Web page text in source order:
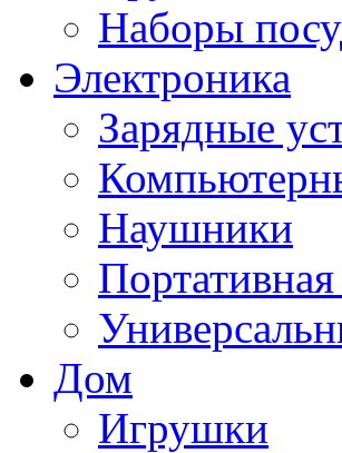
Наборы
Электроника
Зарядные
Наушники
Дом
Игрушки